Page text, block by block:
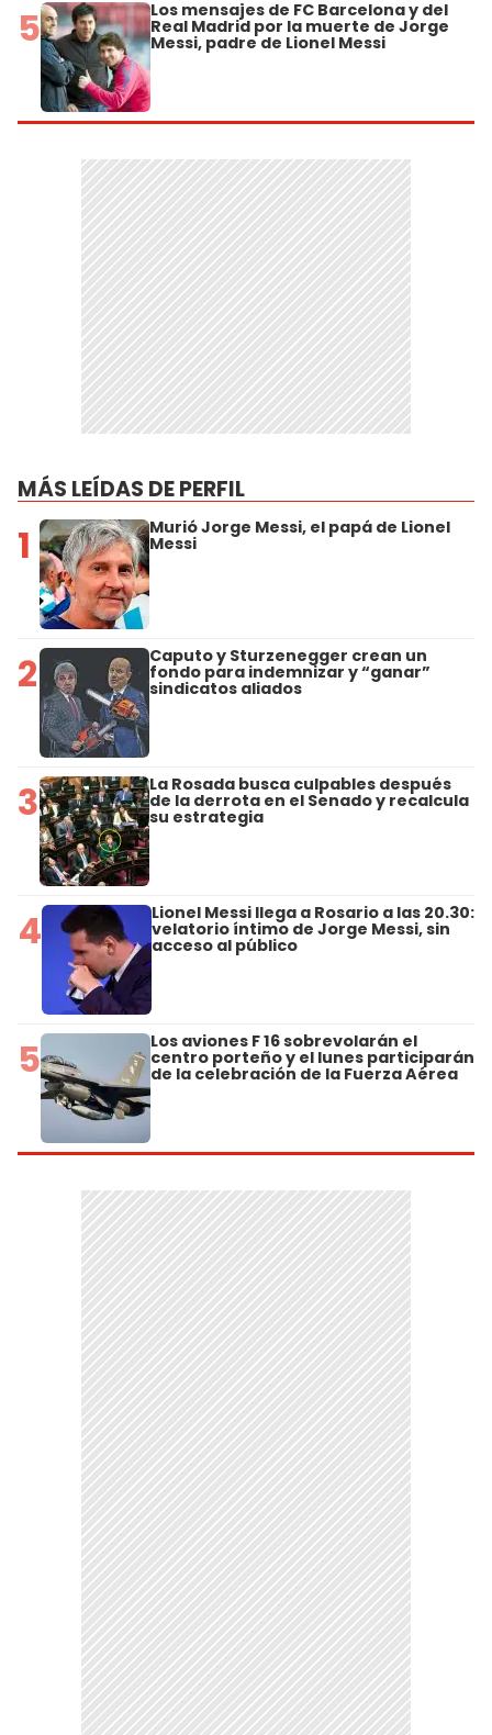
5 Los mensajes de FC Barcelona y del
Real Madrid por la muerte de Jorge
Messi, padre de Lionel Messi
MÁS LEÍDAS DE PERFIL
1 Murió Jorge Messi, el papá de Lionel
Messi
2 Caputo y Sturzenegger crean un
fondo para indemnizar y “ganar”
sindicatos aliados
3 La Rosada busca culpables después
de la derrota en el Senado y recalcula
su estrategia
4 Lionel Messi llega a Rosario a las 20.30:
velatorio íntimo de Jorge Messi, sin
acceso al público
5 Los aviones F 16 sobrevolarán el
centro porteño y el lunes participarán
de la celebración de la Fuerza Aérea